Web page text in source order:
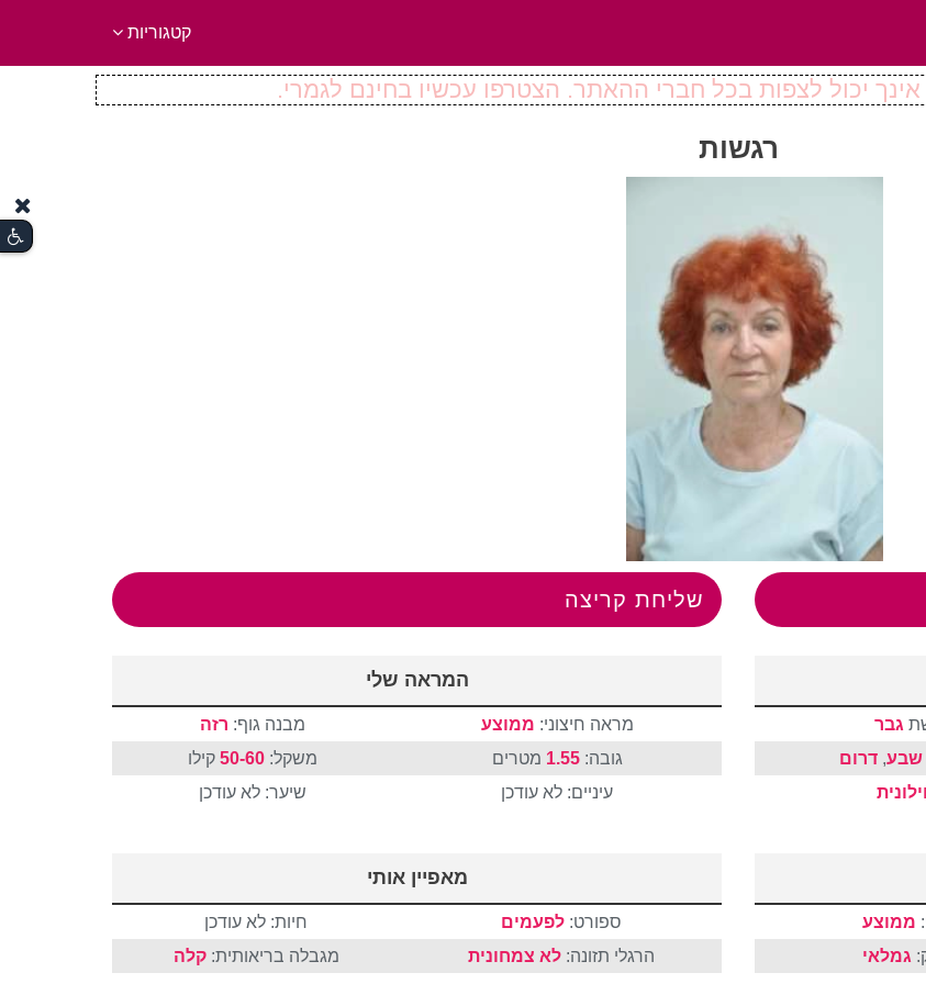
קטגוריות
יכול לצפות בכל חברי ההאתר. הצטרפו עכשיו בחינם לגמרי.
רגשות
שליחת קריצה
גבר
שבע,דרום
המראה שלי
מראה חיצוני: ממוצע מבנה גוף: רזה
גובה:1.55 מטרים משקל:50-60 קילו
עיניים: לא עודכן
שיער: לא עודכן
ממוצע
גמלאי
מאפיין אותי
ספורט:לפעמים
חיות: לא עודכן
הרגלי תזונה:לא צמחונית מגבלה בריאותית:קלה